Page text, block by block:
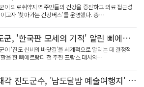
이 의료취약지역 주민들의 건강을 증진하고 의료 접근성
고자 '찾아가는 건강버스'를 운영했다. 총…
진도군, '한국판 모세의 기적' 알린 삐에르랑디 흉상
이 ‘진도 신비의 바닷길’을 세계적으로 알리는 데 결정적
을 한 삐에르랑디 전 주한 프랑스 대사의…
이재각 진도군수, '남도달밤 예술여행지' 현장 방문… '체류형 관광' 주력